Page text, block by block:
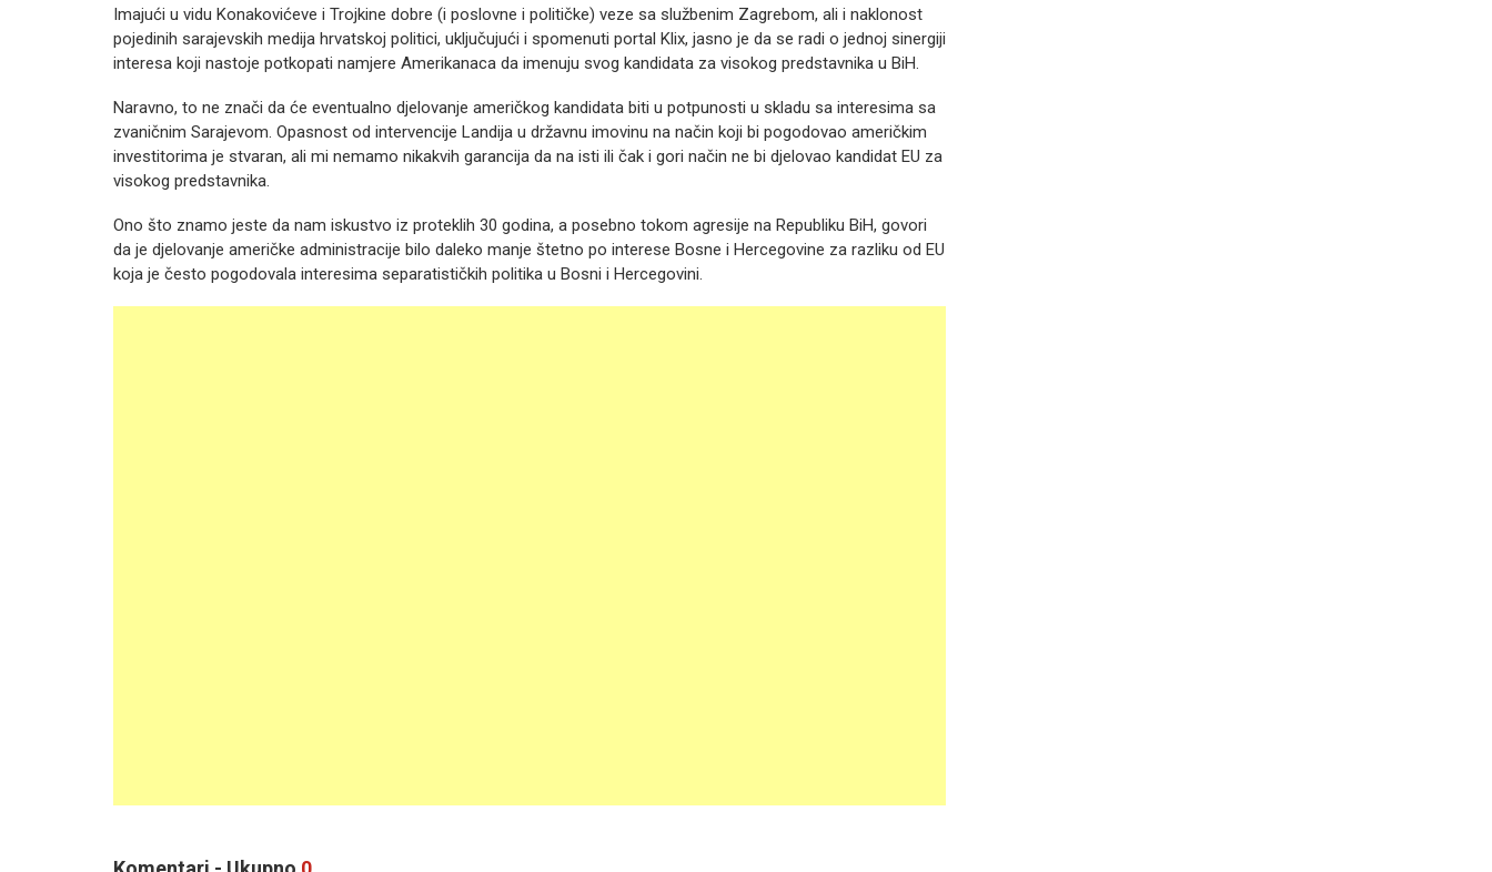
Imajući u vidu Konakovićeve i Trojkine dobre (i poslovne i političke) veze sa službenim Zagrebom, ali i naklonost
pojedinih sarajevskih medija hrvatskoj politici, uključujući i spomenuti portal Klix, jasno je da se radi o jednoj sinergiji
interesa koji nastoje potkopati namjere Amerikanaca da imenuju svog kandidata za visokog predstavnika u BiH.
Naravno, to ne znači da će eventualno djelovanje američkog kandidata biti u potpunosti u skladu sa interesima sa
zvaničnim Sarajevom. Opasnost od intervencije Landija u državnu imovinu na način koji bi pogodovao američkim
investitorima je stvaran, ali mi nemamo nikakvih garancija da na isti ili čak i gori način ne bi djelovao kandidat EU za
visokog predstavnika.
Ono što znamo jeste da nam iskustvo iz proteklih 30 godina, a posebno tokom agresije na Republiku BiH, govori
da je djelovanje američke administracije bilo daleko manje štetno po interese Bosne i Hercegovine za razliku od EU
koja je često pogodovala interesima separatističkih politika u Bosni i Hercegovini.